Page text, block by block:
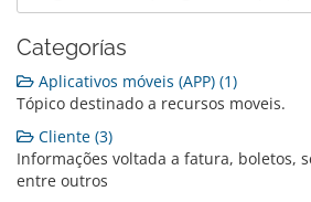
Categorías
Aplicativos móveis (APP) (1)
Tópico destinado a recursos moveis.
Cliente (3)
Informações voltada a fatura, boletos,
entre outros